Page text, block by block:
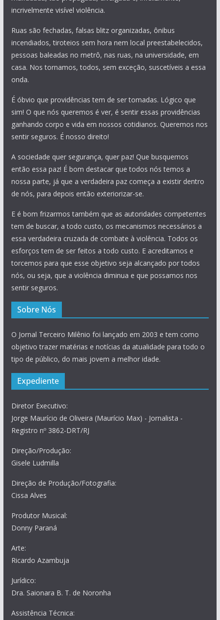
incrivelmente visível violência.
Ruas são fechadas, falsas blitz organizadas, ônibus
incendiados, tiroteios sem hora nem local preestabelecidos,
pessoas baleadas no metrô, nas ruas, na universidade, em
casa. Nos tornamos, todos, sem exceção, suscetíveis a essa
onda.
É óbvio que providências tem de ser tomadas. Lógico que
sim! O que nós queremos é ver, é sentir essas providências
ganhando corpo e vida em nossos cotidianos. Queremos nos
sentir seguros. É nosso direito!
A sociedade quer segurança, quer paz! Que busquemos
então essa paz! É bom destacar que todos nós temos a
nossa parte, já que a verdadeira paz começa a existir dentro
de nós, para depois então exteriorizar-se.
E é bom frizarmos também que as autoridades competentes
tem de buscar, a todo custo, os mecanismos necessários a
essa verdadeira cruzada de combate à violência. Todos os
esforços tem de ser feitos a todo custo. E acreditamos e
torcemos para que esse objetivo seja alcançado por todos
nós, ou seja, que a violência diminua e que possamos nos
sentir seguros.
Sobre Nós
O Jornal Terceiro Milênio foi lançado em 2003 e tem como
objetivo trazer matérias e notícias da atualidade para todo o
tipo de público, do mais jovem a melhor idade.
Expediente
Diretor Executivo:
Jorge Maurício de Oliveira (Maurício Max) - Jornalista -
Registro nº 3862-DRT/RJ
Direção/Produção:
Gisele Ludmilla
Direção de Produção/Fotografia:
Cissa Alves
Produtor Musical:
Donny Paraná
Arte:
Ricardo Azambuja
Jurídico:
Dra. Saionara B. T. de Noronha
Assistência Técnica: